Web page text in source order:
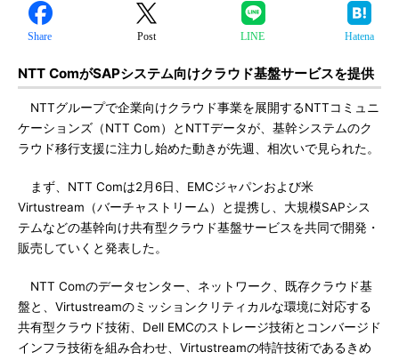
Share Post LINE Hatena
NTT ComがSAPシステム向けクラウド基盤サービスを提供
NTTグループで企業向けクラウド事業を展開するNTTコミュニ
ケーションズ（NTT Com）とNTTデータが、基幹システムのク
ラウド移行支援に注力し始めた動きが先週、相次いで見られた。
まず、NTT Comは2月6日、EMCジャパンおよび米
Virtustream（バーチャストリーム）と提携し、大規模SAPシス
テムなどの基幹向け共有型クラウド基盤サービスを共同で開発・
販売していくと発表した。
NTT Comのデータセンター、ネットワーク、既存クラウド基
盤と、Virtustreamのミッションクリティカルな環境に対応する
共有型クラウド技術、Dell EMCのストレージ技術とコンバージド
インフラ技術を組み合わせ、Virtustreamの特許技術であるきめ